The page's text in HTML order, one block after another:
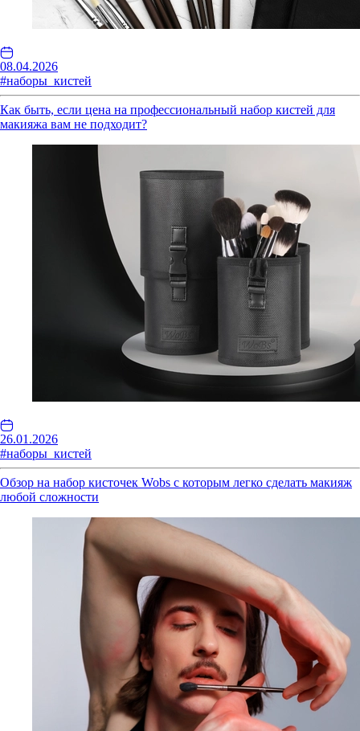
08.04.2026
#наборы_кистей
Как быть, если цена на профессиональный набор кистей для
макияжа вам не подходит?
26.01.2026
#наборы_кистей
Обзор на набор кисточек Wobs с которым легко сделать макияж
любой сложности